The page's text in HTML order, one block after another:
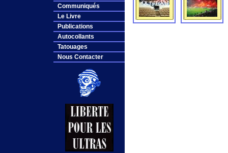
Communiqués
Le Livre
Publications
Autocollants
Tatouages
Nous Contacter